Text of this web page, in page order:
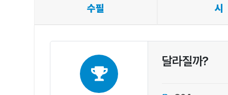
수필 시
달라질까?